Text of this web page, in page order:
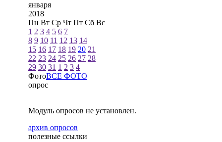
января
2018
Пн Вт Ср Чт Пт Сб Вс
1 2 3 4 5 6 7
8 9 10 11 12 13 14
15 16 17 18 19 20 21
22 23 24 25 26 27 28
29 30 31 1 2 3 4
ФотоВСЕ ФОТО
опрос
Модуль опросов не установлен.
архив опросов
полезные ссылки